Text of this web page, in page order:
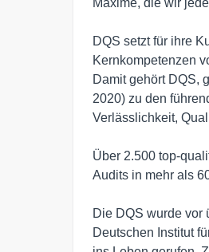
DQS setzt für ihre
Kernkompetenzen
Damit gehört DQS,
2020) zu den
Verlässlichkeit,
Über 2.500 top-
Audits in mehr als
Die DQS wurde vor
Deutschen Institut